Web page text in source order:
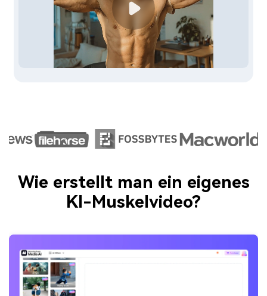
Wie erstellt man ein eigenes
KI-Muskelvideo?